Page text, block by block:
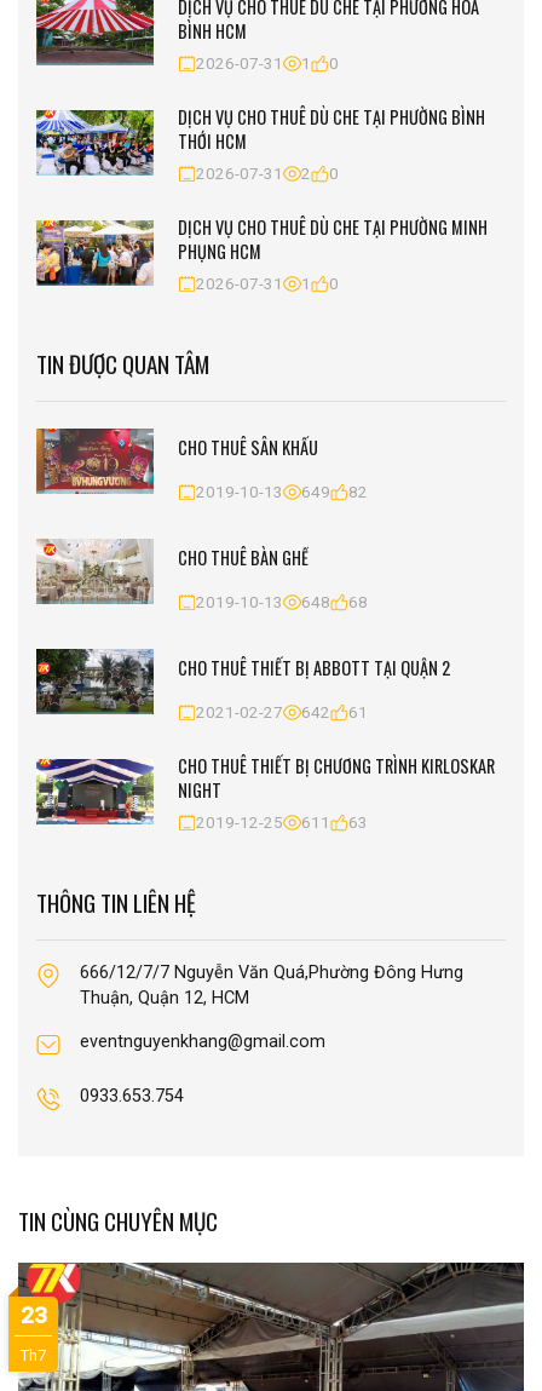
DỊCH VỤ CHO THUÊ DÙ CHE TẠI PHƯỜNG HÒA
BÌNH HCM
2026-07-31 1 0
DỊCH VỤ CHO THUÊ DÙ CHE TẠI PHƯỜNG BÌNH
THỚI HCM
2026-07-31 2 0
DỊCH VỤ CHO THUÊ DÙ CHE TẠI PHƯỜNG MINH
PHỤNG HCM
2026-07-31 1 0
TIN ĐƯỢC QUAN TÂM
CHO THUÊ SÂN KHẤU
2019-10-13 649 82
CHO THUÊ BÀN GHẾ
2019-10-13 648 68
CHO THUÊ THIẾT BỊ ABBOTT TẠI QUẬN 2
2021-02-27 642 61
CHO THUÊ THIẾT BỊ CHƯƠNG TRÌNH KIRLOSKAR
NIGHT
2019-12-25 611 63
THÔNG TIN LIÊN HỆ
666/12/7/7 Nguyễn Văn Quá,Phường Đông Hưng
Thuận, Quận 12, HCM
eventnguyenkhang@gmail.com
0933.653.754
TIN CÙNG CHUYÊN MỤC
23
Th7